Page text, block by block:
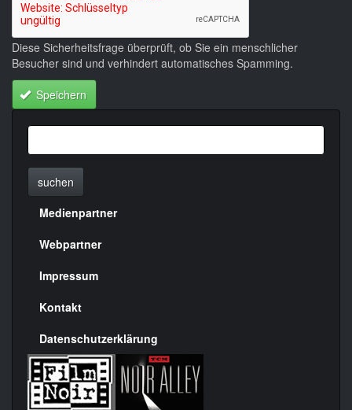
Diese Sicherheitsfrage überprüft, ob Sie ein menschlicher
Besucher sind und verhindert automatisches Spamming.
Speichern
suchen
Menülinks
rechte
Seite
Medienpartner
Webpartner
Impressum
Kontakt
Datenschutzerklärung